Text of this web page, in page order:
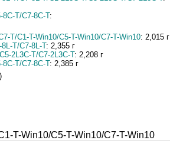
8C-T/C7-8C-T:
T/C1-T-Win10/C5-T-Win10/C7-T-Win10: 2,015 г
T/C7-8L-T: 2,355 г
2L3C-T/C7-2L3C-T: 2,208 г
8C-T/C7-8C-T: 2,385 г
T-Win10/C5-T-Win10/C7-T-Win10